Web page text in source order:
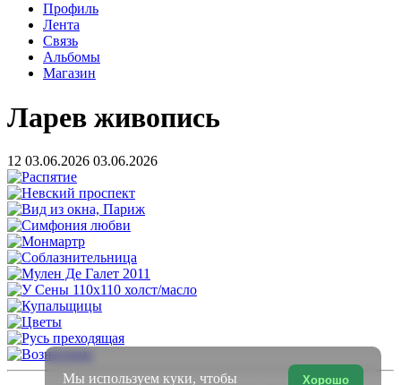
Профиль
Лента
Связь
Альбомы
Магазин
Ларев живопись
12 03.06.2026 03.06.2026
Хорошо
Мы используем куки, чтобы